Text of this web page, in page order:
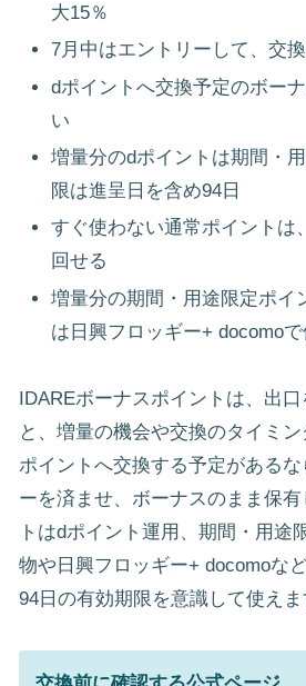
大15％
7月中はエントリーして、交
dポイントへ交換予定のボー
い
増量分のdポイントは期間・
限は進呈日を含め94日
すぐ使わない通常ポイントは
回せる
増量分の期間・用途限定ポイ
は日興フロッギー+ docomo
IDAREボーナスポイントは、出
と、増量の機会や交換のタイミ
ポイントへ交換する予定がある
ーを済ませ、ボーナスのまま保
トはdポイント運用、期間・用途
物や日興フロッギー+ docomoな
94日の有効期限を意識して使えま